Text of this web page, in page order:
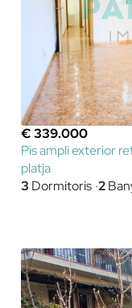
€ 339.000
Pis ampli exterior
platja
3 Dormitoris 2